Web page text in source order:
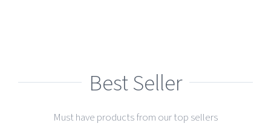
Best Seller
Must have products from our top sellers